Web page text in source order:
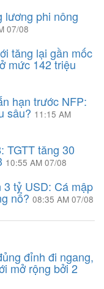
lương phi nông
07/08
tăng lại gần mốc
mức 142 triệu
hạn trước NFP:
sâu? 11:15 AM
TGTT tăng 30
10:55 AM 07/08
tỷ USD: Cá mập
nổ? 08:35 AM 07/08
đỉnh đi ngang,
mở rộng bởi 2